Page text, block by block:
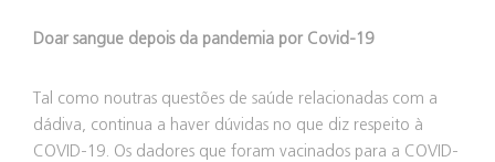
Doar sangue depois da pandemia por Covid-19
Tal como noutras questões de saúde relacionadas com a
dádiva, continua a haver dúvidas no que diz respeito à
COVID-19. Os dadores que foram vacinados para a COVID-